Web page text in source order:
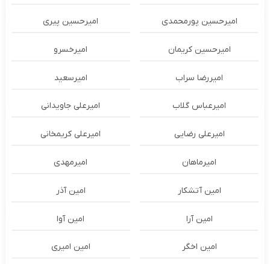
امیرحسین پورمحمدی امیرحسین پیری
امیرحسین کریمان امیرخسرو
امیررضا سراب امیرسعید
امیرعباس گلاب امیرعلی جاویدانی
امیرعلی رضایی امیرعلی کریمخانی
امیرماهان امیرمهدی
امین آتشکار امین آذر
امین آرا امین آوا
امین اخگر امین امیری